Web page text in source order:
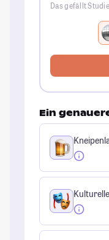
Das gefällt
Ein